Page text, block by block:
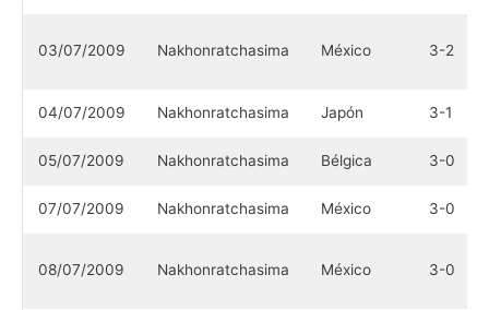
03/07/2009 Nakhonratchasima México 3-2
04/07/2009 Nakhonratchasima Japón 3-1
05/07/2009 Nakhonratchasima Bélgica 3-0
07/07/2009 Nakhonratchasima México 3-0
08/07/2009 Nakhonratchasima México 3-0